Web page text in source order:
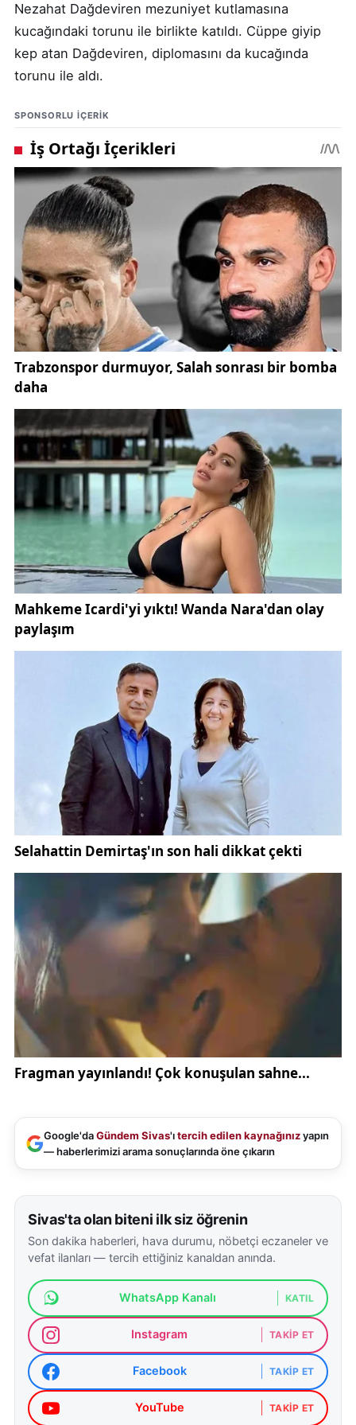
Nezahat Dağdeviren mezuniyet kutlamasına
kucağındaki torunu ile birlikte katıldı. Cüppe giyip
kep atan Dağdeviren, diplomasını da kucağında
torunu ile aldı.
SPONSORLU IÇERIK
Google'daGündem Sivas'ıtercih edilen kaynağınızyapın
— haberlerimizi arama sonuçlarında öne çıkarın
Sivas'ta olan biteni ilk siz öğrenin
Son dakika haberleri, hava durumu, nöbetçi eczaneler ve
vefat ilanları — tercih ettiğiniz kanaldan anında.
WhatsApp Kanalı KATIL
Instagram TAKIP ET
Facebook TAKIP ET
YouTube TAKIP ET